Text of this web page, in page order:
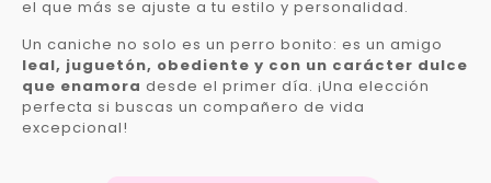
el que más se ajuste a tu estilo y personalidad.
Un caniche no solo es un perro bonito: es un amigo
leal, juguetón, obediente y con un carácter dulce
que enamora desde el primer día. ¡Una elección
perfecta si buscas un compañero de vida
excepcional!